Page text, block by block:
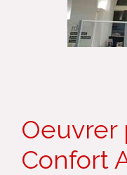
Oeuvrer
Confort